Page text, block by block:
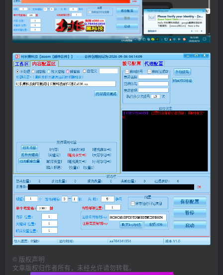
© 版权声明
文章版权归作者所有，未经允许请勿转载。